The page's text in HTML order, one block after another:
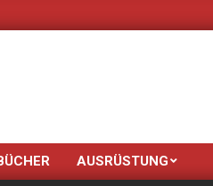
AUSRÜSTUNG